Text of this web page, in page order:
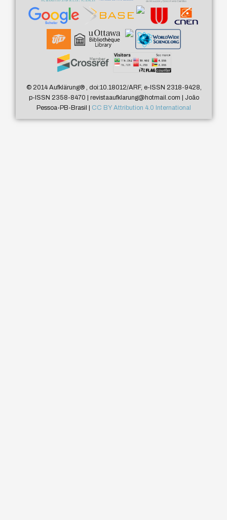
© 2014 Aufklärung®, doi:10.18012/ARF, e-ISSN 2318-9428,
p-ISSN 2358-8470 | revistaaufklarung@hotmail.com | João
Pessoa-PB-Brasil | CC BY Attribution 4.0 International